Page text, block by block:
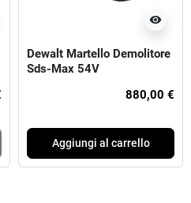
visibility
Dewalt Martello Demolitore
Sds-Max 54V
880,00 €
Aggiungi al carrello